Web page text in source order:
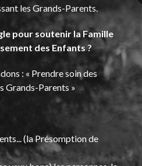
les Grands-Parents.
pour soutenir la Famille
des Enfants ?
: « Prendre soin des
Grands-Parents »
(la Présomption de